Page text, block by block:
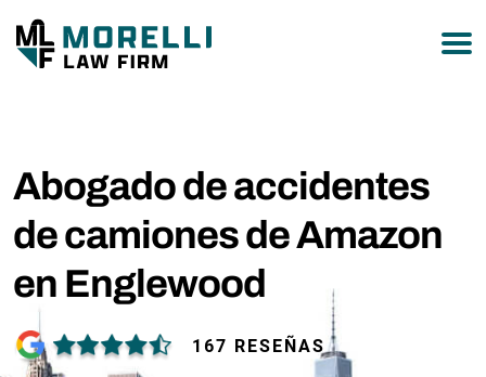
Abogado de accidentes
de camiones de Amazon
en Englewood
167 RESEÑAS